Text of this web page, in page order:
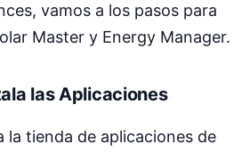
vamos a los pasos para
Master y Energy Manager.
las Aplicaciones
la tienda de aplicaciones de